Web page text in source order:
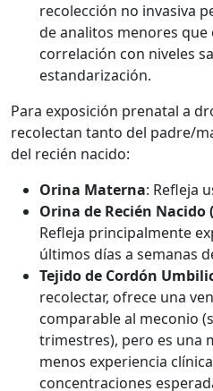
recolección no invasiva
de analitos menores que
correlación con niveles
estandarización.
Para exposición prenatal a
recolectan tanto del padre/
del recién nacido:
Orina Materna: Refleja
Orina de Recién Nacido
Refleja principalmente
últimos días a semanas
Tejido de Cordón
recolectar, ofrece una
comparable al meconio
trimestres), pero es una
menos experiencia
concentraciones